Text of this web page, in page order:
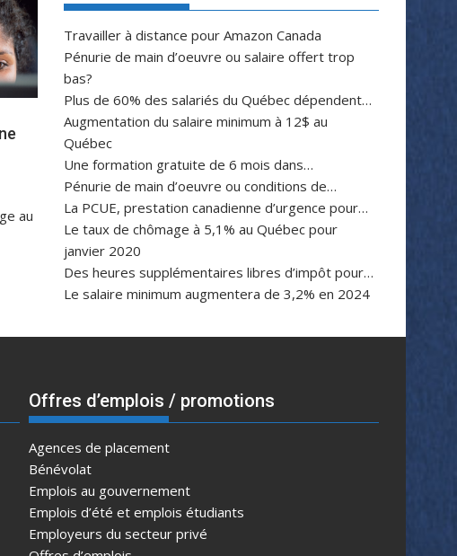
au
Travailler à distance pour Amazon Canada
Pénurie de main d’oeuvre ou salaire offert trop
bas?
Plus de 60% des salariés du Québec dépendent…
Augmentation du salaire minimum à 12$ au
Québec
Une formation gratuite de 6 mois dans…
Pénurie de main d’oeuvre ou conditions de…
La PCUE, prestation canadienne d’urgence pour…
Le taux de chômage à 5,1% au Québec pour
janvier 2020
Des heures supplémentaires libres d’impôt pour…
Le salaire minimum augmentera de 3,2% en 2024
Offres d’emplois / promotions
Agences de placement
Bénévolat
Emplois au gouvernement
Emplois d’été et emplois étudiants
Employeurs du secteur privé